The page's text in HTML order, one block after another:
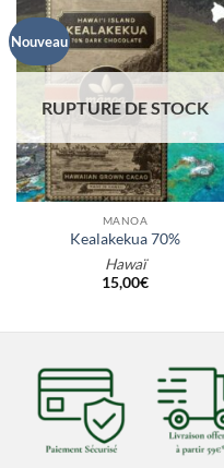
Nouveau
RUPTURE DE STOCK
MANOA
Kealakekua 70%
Hawaï
15,00€